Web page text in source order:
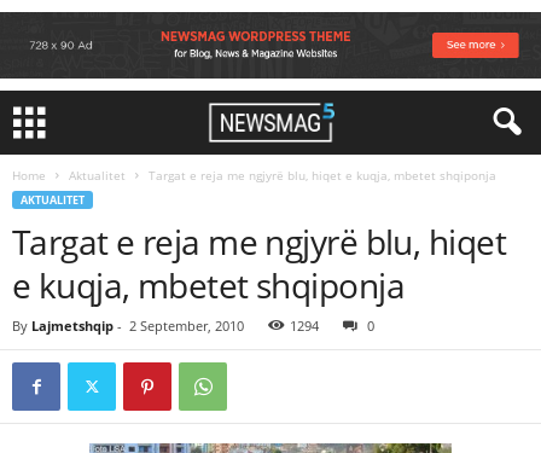
Home Aktualitet Targat e reja me ngjyrë blu, hiqet e kuqja, mbetet shqiponja
AKTUALITET
Targat e reja me ngjyrë blu, hiqet
e kuqja, mbetet shqiponja
By Lajmetshqip - 2 September, 2010 1294 0